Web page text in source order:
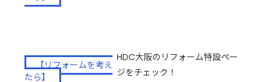
【リフォームを考え
たら】
HDC大阪のリフォーム特設ペー
ジをチェック！